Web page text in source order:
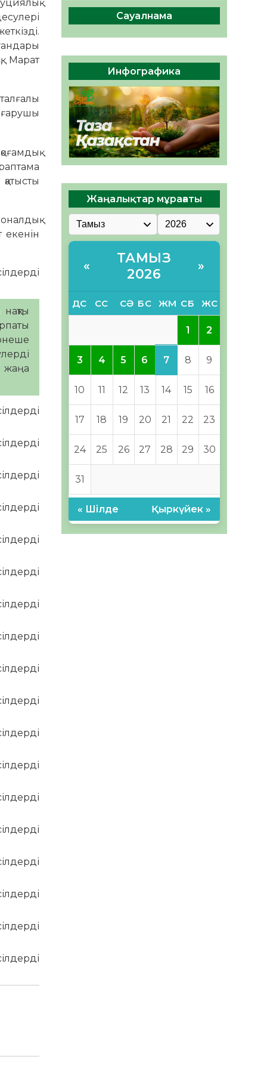
Марат
екенін
беруге дайын
ӘРБІР ДАУЫС – ҚОҒАМ
ДАМУЫНА ҚОСЫЛҒАН
ҮЛЕС
05.08.2026
35 0
Сауалнама
Инфографика
Жаңалықтар мұрағаты
«
ТАМЫЗ
2026
»
ДС СС СӘ БС ЖМ СБ ЖС
1 2
3 4 5 6 7 8 9
10 11 12 13 14 15 16
17 18 19 20 21 22 23
24 25 26 27 28 29 30
31
« Шілде Қыркүйек »